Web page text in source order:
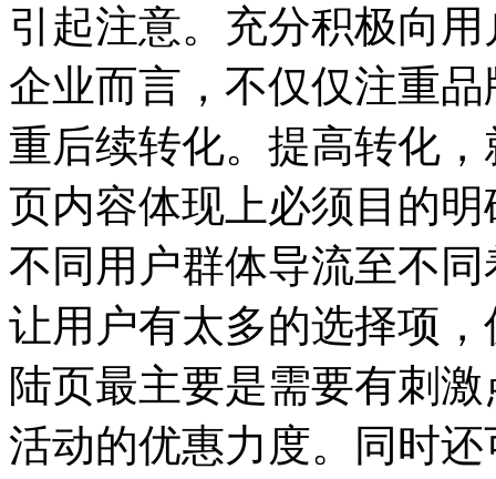
引起注意。充分积极向
企业而言，不仅仅注重
重后续转化。提高转化
页内容体现上必须目的
不同用户群体导流至不
让用户有太多的选择项
陆页最主要是需要有刺
活动的优惠力度。同时